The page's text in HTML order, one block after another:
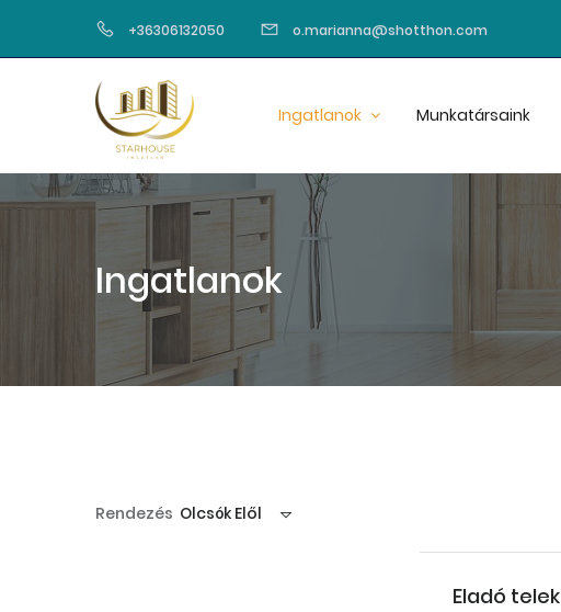
+36306132050 o.marianna@shotthon.com
Ingatlanok Munkatársaink
Ingatlanok
Rendezés Olcsók Elől
Eladó telek